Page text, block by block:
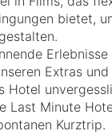
bietet,
Extras
Hotel
Last Minute
Kurztrip.